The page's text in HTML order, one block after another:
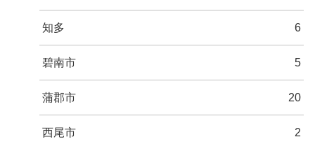
知多 6
碧南市 5
蒲郡市 20
西尾市 2